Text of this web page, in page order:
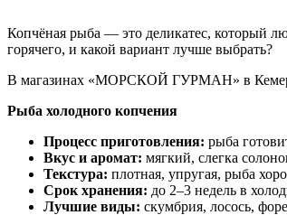
Копчёная рыба — это деликатес, который
горячего, и какой вариант лучше выбрать?
В магазинах «МОРСКОЙ ГУРМАН» в
Рыба холодного копчения
Процесс приготовления: рыба
Вкус и аромат: мягкий, слегка
Текстура: плотная, упругая, рыба
Срок хранения: до 2–3 недель в
Лучшие виды: скумбрия, лосось,